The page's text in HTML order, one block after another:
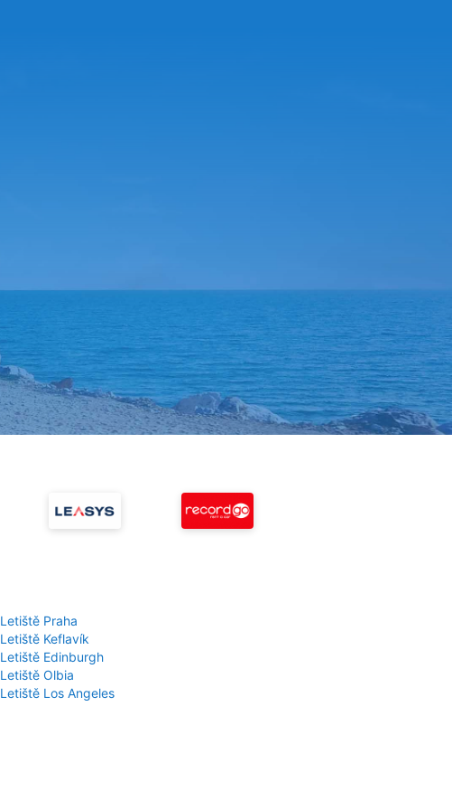
Letiště Praha
Letiště Keflavík
Letiště Edinburgh
Letiště Olbia
Letiště Los Angeles